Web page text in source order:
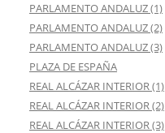
PARLAMENTO ANDALUZ (1)
PARLAMENTO ANDALUZ (2)
PARLAMENTO ANDALUZ (3)
PLAZA DE ESPAÑA
REAL ALCÁZAR INTERIOR (1)
REAL ALCÁZAR INTERIOR (2)
REAL ALCÁZAR INTERIOR (3)